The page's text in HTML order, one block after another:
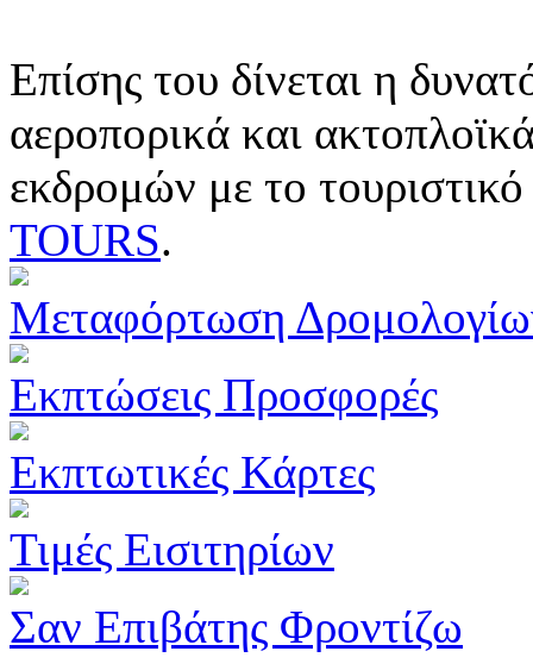
Επίσης του δίνεται η
αεροπορικά και
εκδρομών με το
TOURS.
Μεταφόρτωση
Εκπτώσεις Προσφορές
Εκπτωτικές Κάρτες
Τιμές Εισιτηρίων
Σαν Επιβάτης Φροντίζω